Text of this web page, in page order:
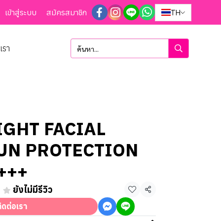
เข้าสู่ระบบ สมัครสมาชิก TH
า
FACIAL
PROTECTION
ยังไม่มีรีวิว
แชร์
ต่อเรา